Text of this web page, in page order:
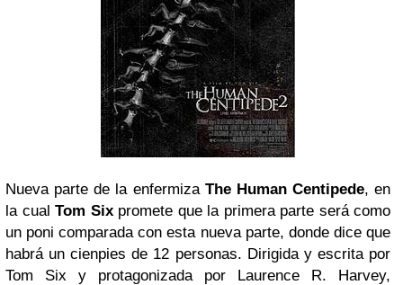
Nueva parte de la enfermiza The Human Centipede, en
la cual Tom Sixpromete que la primera parte será como
un poni comparada con esta nueva parte, donde dice que
habrá un cienpies de 12 personas. Dirigida y escrita por
Tom Six y protagonizada por Laurence R. Harvey,